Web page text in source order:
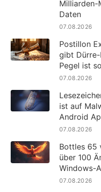
Milliarden-
Daten
07.08.2026
Postillon
gibt Dürre-
Pegel ist
07.08.2026
ist auf
Android
07.08.2026
Bottles 65
über 100
Windows-
07.08.2026